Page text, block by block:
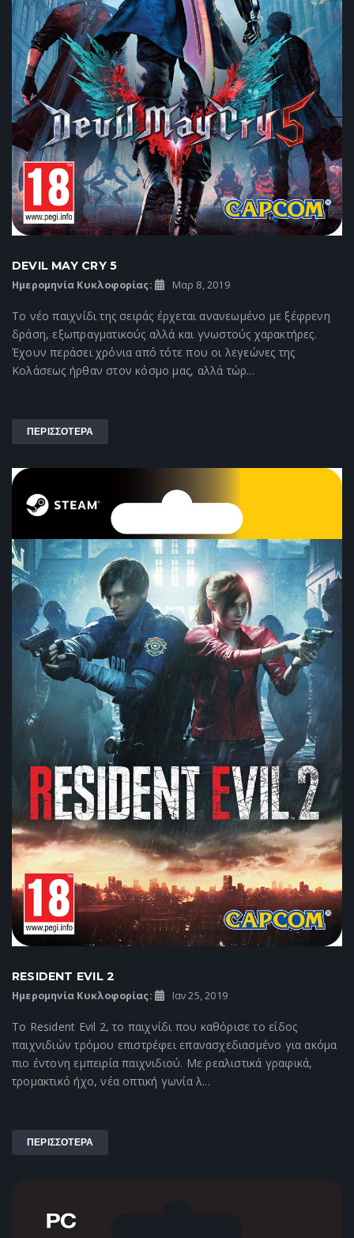
DEVIL MAY CRY 5
Ημερομηνία Κυκλοφορίας: Μαρ 8, 2019
Το νέο παιχνίδι της σειράς έρχεται ανανεωμένο με ξέφρενη
δράση, εξωπραγματικούς αλλά και γνωστούς χαρακτήρες.
Έχουν περάσει χρόνια από τότε που οι λεγεώνες της
Κολάσεως ήρθαν στον κόσμο μας, αλλά τώρ...
ΠΕΡΙΣΣΟΤΕΡΑ
RESIDENT EVIL 2
Ημερομηνία Κυκλοφορίας: Ιαν 25, 2019
Το Resident Evil 2, το παιχνίδι που καθόρισε το είδος
παιχνιδιών τρόμου επιστρέφει επανασχεδιασμένο για ακόμα
πιο έντονη εμπειρία παιχνιδιού. Με ρεαλιστικά γραφικά,
τρομακτικό ήχο, νέα οπτική γωνία λ...
ΠΕΡΙΣΣΟΤΕΡΑ